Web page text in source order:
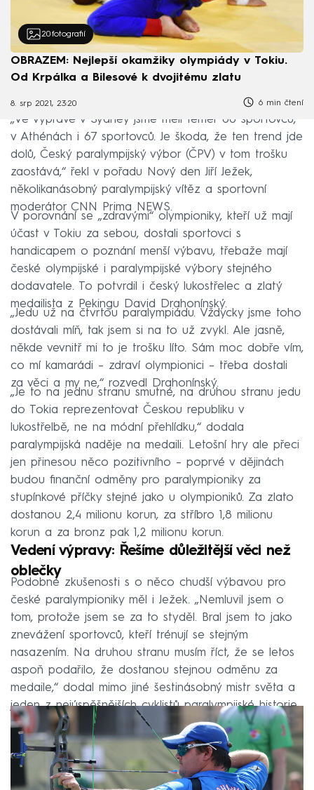
20 fotografií
OBRAZEM: Nejlepší okamžiky olympiády v Tokiu.
Od Krpálka a Bilesové k dvojitému zlatu
8. srp 2021, 23:20 6 min čtení
„Ve výpravě v Sydney jsme měli téměř 60 sportovců,
v Athénách i 67 sportovců. Je škoda, že ten trend jde
dolů, Český paralympijský výbor (ČPV) v tom trošku
zaostává,“ řekl v pořadu Nový den Jiří Ježek,
několikanásobný paralympijský vítěz a sportovní
moderátor CNN Prima NEWS.
V porovnání se „zdravými“ olympioniky, kteří už mají
účast v Tokiu za sebou, dostali sportovci s
handicapem o poznání menší výbavu, třebaže mají
české olympijské i paralympijské výbory stejného
dodavatele. To potvrdil i český lukostřelec a zlatý
medailista z Pekingu David Drahonínský.
„Jedu už na čtvrtou paralympiádu. Vždycky jsme toho
dostávali míň, tak jsem si na to už zvykl. Ale jasně,
někde vevnitř mi to je trošku líto. Sám moc dobře vím,
co mí kamarádi – zdraví olympionici – třeba dostali
za věci a my ne,“ rozvedl Drahonínský.
„Je to na jednu stranu smutné, na druhou stranu jedu
do Tokia reprezentovat Českou republiku v
lukostřelbě, ne na módní přehlídku,“ dodala
paralympijská naděje na medaili. Letošní hry ale přeci
jen přinesou něco pozitivního – poprvé v dějinách
budou finanční odměny pro paralympioniky za
stupínkové příčky stejné jako u olympioniků. Za zlato
dostanou 2,4 milionu korun, za stříbro 1,8 milionu
korun a za bronz pak 1,2 milionu korun.
Vedení výpravy: Řešíme důležitější věci než
oblečky
Podobné zkušenosti s o něco chudší výbavou pro
české paralympioniky měl i Ježek. „Nemluvil jsem o
tom, protože jsem se za to styděl. Bral jsem to jako
znevážení sportovců, kteří trénují se stejným
nasazením. Na druhou stranu musím říct, že se letos
aspoň podařilo, že dostanou stejnou odměnu za
medaile,“ dodal mimo jiné šestinásobný mistr světa a
jeden z nejúspěšnějších cyklistů paralympijské historie.